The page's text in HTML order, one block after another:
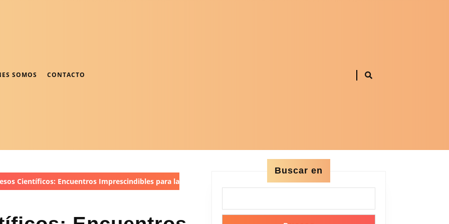
SOMOS CONTACTO
Científicos: Encuentros Imprescindibles para la
Buscar en